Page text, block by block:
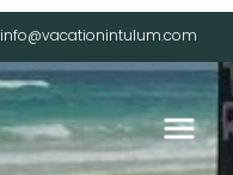
info@vacationintulum.com